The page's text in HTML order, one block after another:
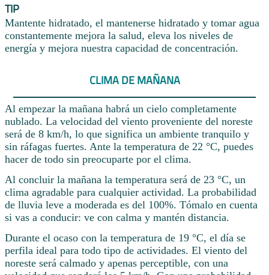
TIP
Mantente hidratado, el mantenerse hidratado y tomar agua
constantemente mejora la salud, eleva los niveles de
energía y mejora nuestra capacidad de concentración.
CLIMA DE MAÑANA
Al empezar la mañana habrá un cielo completamente
nublado. La velocidad del viento proveniente del noreste
será de 8 km/h, lo que significa un ambiente tranquilo y
sin ráfagas fuertes. Ante la temperatura de 22 °C, puedes
hacer de todo sin preocuparte por el clima.
Al concluir la mañana la temperatura será de 23 °C, un
clima agradable para cualquier actividad. La probabilidad
de lluvia leve a moderada es del 100%. Tómalo en cuenta
si vas a conducir: ve con calma y mantén distancia.
Durante el ocaso con la temperatura de 19 °C, el día se
perfila ideal para todo tipo de actividades. El viento del
noreste será calmado y apenas perceptible, con una